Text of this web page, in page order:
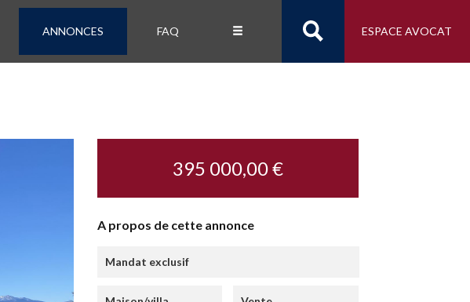
ANNONCES FAQ ESPACE AVOCAT
395 000,00 €
A propos de cette annonce
Mandat exclusif